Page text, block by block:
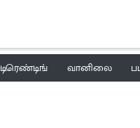
டிரெண்டிங் வானிலை